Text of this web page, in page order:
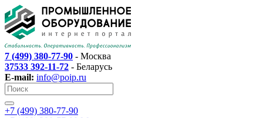
7 (499) 380-77-90 - Москва
37533 392-11-72 - Беларусь
E-mail: info@poip.ru
+7 (499) 380-77-90